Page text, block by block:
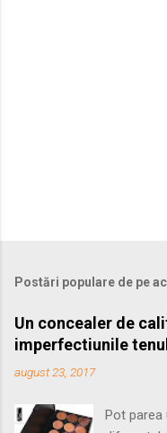
m
e
ț
u
c
Postări populare de pe
Un concealer de
imperfectiunile
august 23, 2017
Pot parea